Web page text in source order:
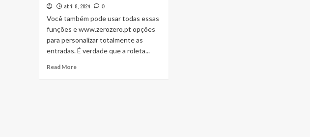
abril 8, 2024 0
Você também pode usar todas essas
funções e www.zerozero.pt opções
para personalizar totalmente as
entradas. É verdade que a roleta...
Read MoreRead